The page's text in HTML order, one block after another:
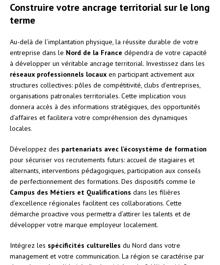
Construire votre ancrage territorial sur le long
terme
Au-delà de l’implantation physique, la réussite durable de votre
entreprise dans le Nord de la France dépendra de votre capacité
à développer un véritable ancrage territorial. Investissez dans les
réseaux professionnels locaux en participant activement aux
structures collectives: pôles de compétitivité, clubs d’entreprises,
organisations patronales territoriales. Cette implication vous
donnera accès à des informations stratégiques, des opportunités
d’affaires et facilitera votre compréhension des dynamiques
locales.
Développez des partenariats avec l’écosystème de formation
pour sécuriser vos recrutements futurs: accueil de stagiaires et
alternants, interventions pédagogiques, participation aux conseils
de perfectionnement des formations. Des dispositifs comme le
Campus des Métiers et Qualifications dans les filières
d’excellence régionales facilitent ces collaborations. Cette
démarche proactive vous permettra d’attirer les talents et de
développer votre marque employeur localement.
Intégrez les spécificités culturelles du Nord dans votre
management et votre communication. La région se caractérise par